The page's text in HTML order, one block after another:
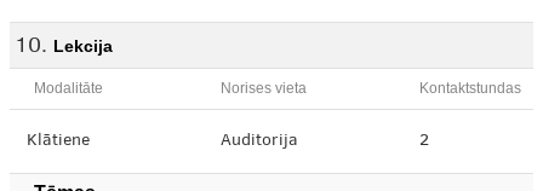
Lekcija
Modalitāte Norises vieta Kontaktstundas
Klātiene Auditorija 2